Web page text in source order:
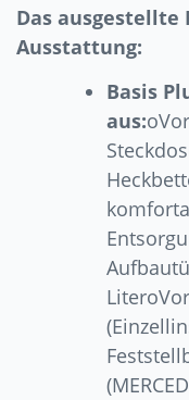
Das ausgestellte
Ausstattung:
Basis
aus: